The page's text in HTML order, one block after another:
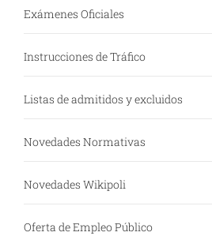
Exámenes Oficiales
Instrucciones de Tráfico
Listas de admitidos y excluidos
Novedades Normativas
Novedades Wikipoli
Oferta de Empleo Público